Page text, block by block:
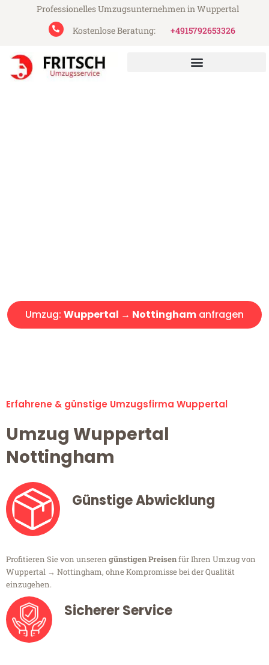
Professionelles Umzugsunternehmen in Wuppertal
Kostenlose Beratung:
+4915792653326
Umzug: Wuppertal → Nottingham anfragen
Erfahrene & günstige Umzugsfirma Wuppertal
Umzug Wuppertal
Nottingham
Günstige Abwicklung
Profitieren Sie von unseren günstigen Preisenfür Ihren Umzug von
Wuppertal → Nottingham, ohne Kompromisse bei der Qualität
einzugehen.
Sicherer Service